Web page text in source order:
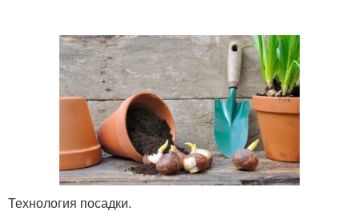
Технология посадки.